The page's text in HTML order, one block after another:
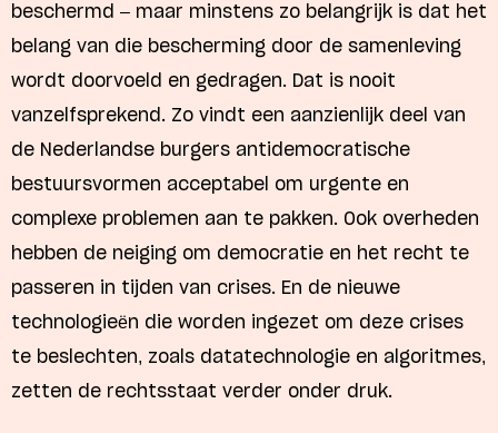
beschermd – maar minstens zo belangrijk is dat het
belang van die bescherming door de samenleving
wordt doorvoeld en gedragen. Dat is nooit
vanzelfsprekend. Zo vindt een aanzienlijk deel van
de Nederlandse burgers antidemocratische
bestuursvormen acceptabel om urgente en
complexe problemen aan te pakken. Ook overheden
hebben de neiging om democratie en het recht te
passeren in tijden van crises. En de nieuwe
technologieën die worden ingezet om deze crises
te beslechten, zoals datatechnologie en algoritmes,
zetten de rechtsstaat verder onder druk.